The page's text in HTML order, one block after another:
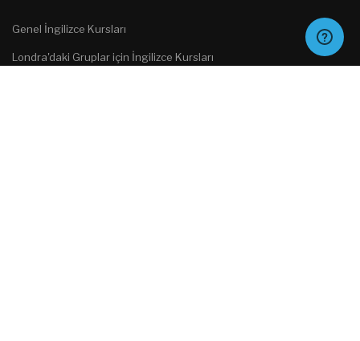
Genel İngilizce Kursları
Londra'daki Gruplar için İngilizce Kursları